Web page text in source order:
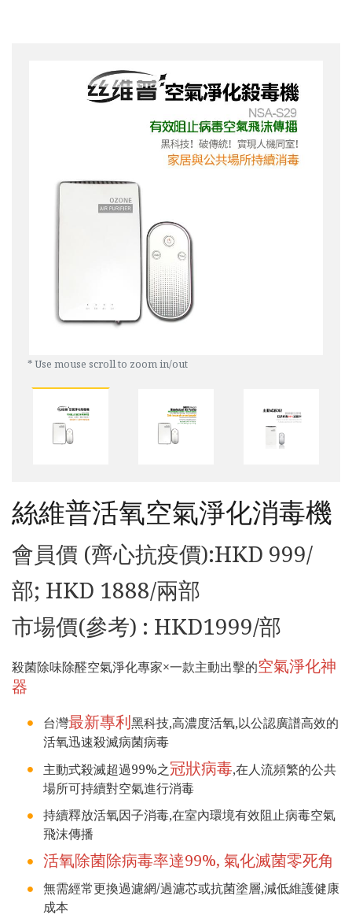
* Use mouse scroll to zoom in/out
絲維普活氧空氣淨化消毒機
會員價 (齊心抗疫價):HKD 999/
部; HKD 1888/兩部
市場價(參考) : HKD1999/部
殺菌除味除醛空氣淨化專家×一款主動出擊的空氣淨化神
器
台灣最新專利黑科技,高濃度活氧,以公認廣譜高效的
活氧迅速殺滅病菌病毒
主動式殺滅超過99%之冠狀病毒,在人流頻繁的公共
場所可持續對空氣進行消毒
持續釋放活氧因子消毒,在室內環境有效阻止病毒空氣
飛沫傳播
活氧除菌除病毒率達99%, 氣化滅菌零死角
無需經常更換過濾網/過濾芯或抗菌塗層,減低維護健康
成本